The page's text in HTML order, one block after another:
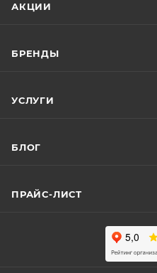
АКЦИИ
БРЕНДЫ
УСЛУГИ
БЛОГ
ПРАЙС-ЛИСТ